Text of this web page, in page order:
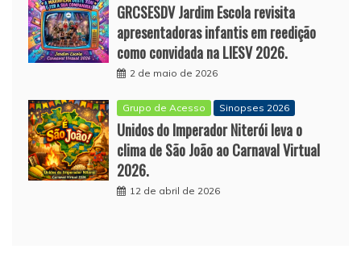
GRCSESDV Jardim Escola revisita
apresentadoras infantis em reedição
como convidada na LIESV 2026.
2 de maio de 2026
Grupo de Acesso Sinopses 2026
Unidos do Imperador Niterói leva o
clima de São João ao Carnaval Virtual
2026.
12 de abril de 2026